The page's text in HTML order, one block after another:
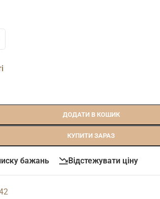
ДОДАТИ В КОШИК
КУПИТИ ЗАРАЗ
бажань Відстежувати ціну